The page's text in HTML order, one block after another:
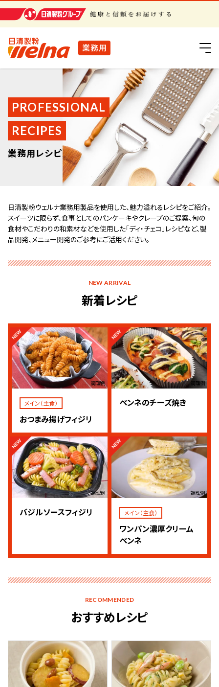
業務用
日清製粉グループ
PROFESSIONAL
RECIPES
業務用レシピ
日清製粉ウェルナ業務用製品を使用した、魅力溢れるレシピをご紹介。
スイーツに限らず、食事としてのパンケーキやクレープのご提案、旬の
食材やこだわりの和素材などを使用した「ディ・チェコ」レシピなど、製
品開発、メニュー開発のご参考にご活用ください。
NEW ARRIVAL
新着レシピ
調理例
メイン（主食）
おつまみ揚げフィジリ
調理例
ペンネのチーズ焼き
調理例
バジルソースフィジリ
調理例
メイン（主食）
ワンパン濃厚クリーム
ペンネ
RECOMMENDED
おすすめレシピ